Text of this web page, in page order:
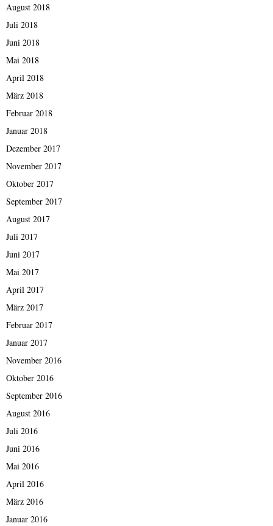
August 2018
Juli 2018
Juni 2018
Mai 2018
April 2018
März 2018
Februar 2018
Januar 2018
Dezember 2017
November 2017
Oktober 2017
September 2017
August 2017
Juli 2017
Juni 2017
Mai 2017
April 2017
März 2017
Februar 2017
Januar 2017
November 2016
Oktober 2016
September 2016
August 2016
Juli 2016
Juni 2016
Mai 2016
April 2016
März 2016
Januar 2016